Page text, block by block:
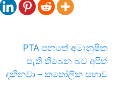
PTA පනතේ අමානුෂික
පැති තිබෙන බව අපිත්
දකිනවා – කතෝලික සභාව